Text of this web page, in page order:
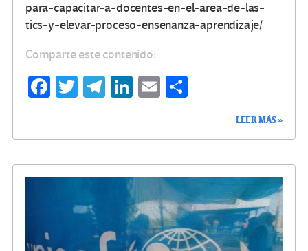
para-capacitar-a-docentes-en-el-area-de-las-
tics-y-elevar-proceso-ensenanza-aprendizaje/
Comparte este contenido:
Fa
o
T
Te
m
Li
n
E
ar
tir
LEER MÁS »